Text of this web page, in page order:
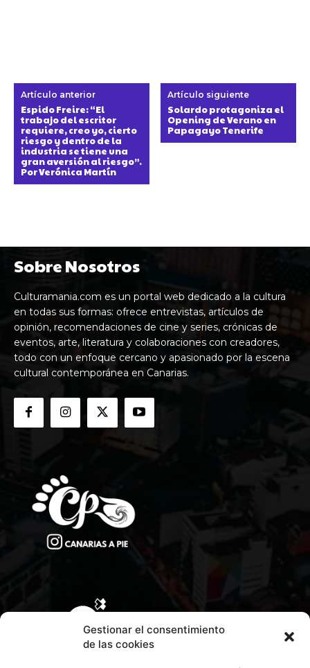
Gestionar el consentimiento
de las cookies
Artículo anterior
Espido Freire: “El
trabajo del escritor
requiere, creo yo, cierto
riesgo y dentro de la
industria se tiene una
gran aversión al riesgo”.
Por Verónica Martín
Artículo siguiente
Solardo protagoniza el
Opening de Verano en
Papagayo Tenerife
Sobre Nosotros
Culturamania.com es un portal web dedicado a la cultura
en todas sus formas: ofrece entrevistas, artículos de
opinión, recomendaciones de cine y series, crónicas de
eventos, arte, literatura y colaboraciones con creadores,
todo con un enfoque cercano y apasionado por la escena
cultural contemporánea en Canarias.